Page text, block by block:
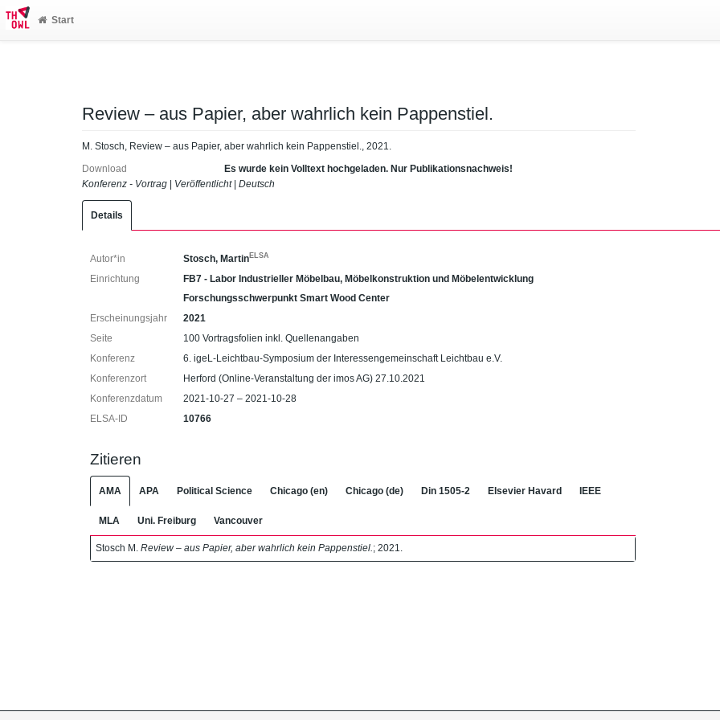
Start
Review – aus Papier, aber wahrlich kein Pappenstiel.
M. Stosch, Review – aus Papier, aber wahrlich kein Pappenstiel., 2021.
Download
Es wurde kein Volltext hochgeladen. Nur Publikationsnachweis!
Konferenz - Vortrag
Veröffentlicht| Deutsch
Details
Autor*in Stosch, MartinELSA
Einrichtung
FB7 - Labor Industrieller Möbelbau, Möbelkonstruktion und Möbelentwicklung
Forschungsschwerpunkt Smart Wood Center
Erscheinungsjahr
2021
Seite
100 Vortragsfolien inkl. Quellenangaben
Konferenz
6. igeL-Leichtbau-Symposium der Interessengemeinschaft Leichtbau e.V.
Konferenzort
Herford (Online-Veranstaltung der imos AG) 27.10.2021
Konferenzdatum
2021-10-27 – 2021-10-28
ELSA-ID
10766
Zitieren
AMA APA Political Science Chicago (en) Chicago (de) Din 1505-2 Elsevier Havard IEEE
MLA Uni. Freiburg Vancouver
Stosch M. Review – aus Papier, aber wahrlich kein Pappenstiel. ; 2021.